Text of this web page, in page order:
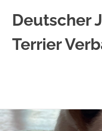
Zum
Inhalt
Deutscher
Terrier
englischem
Standard